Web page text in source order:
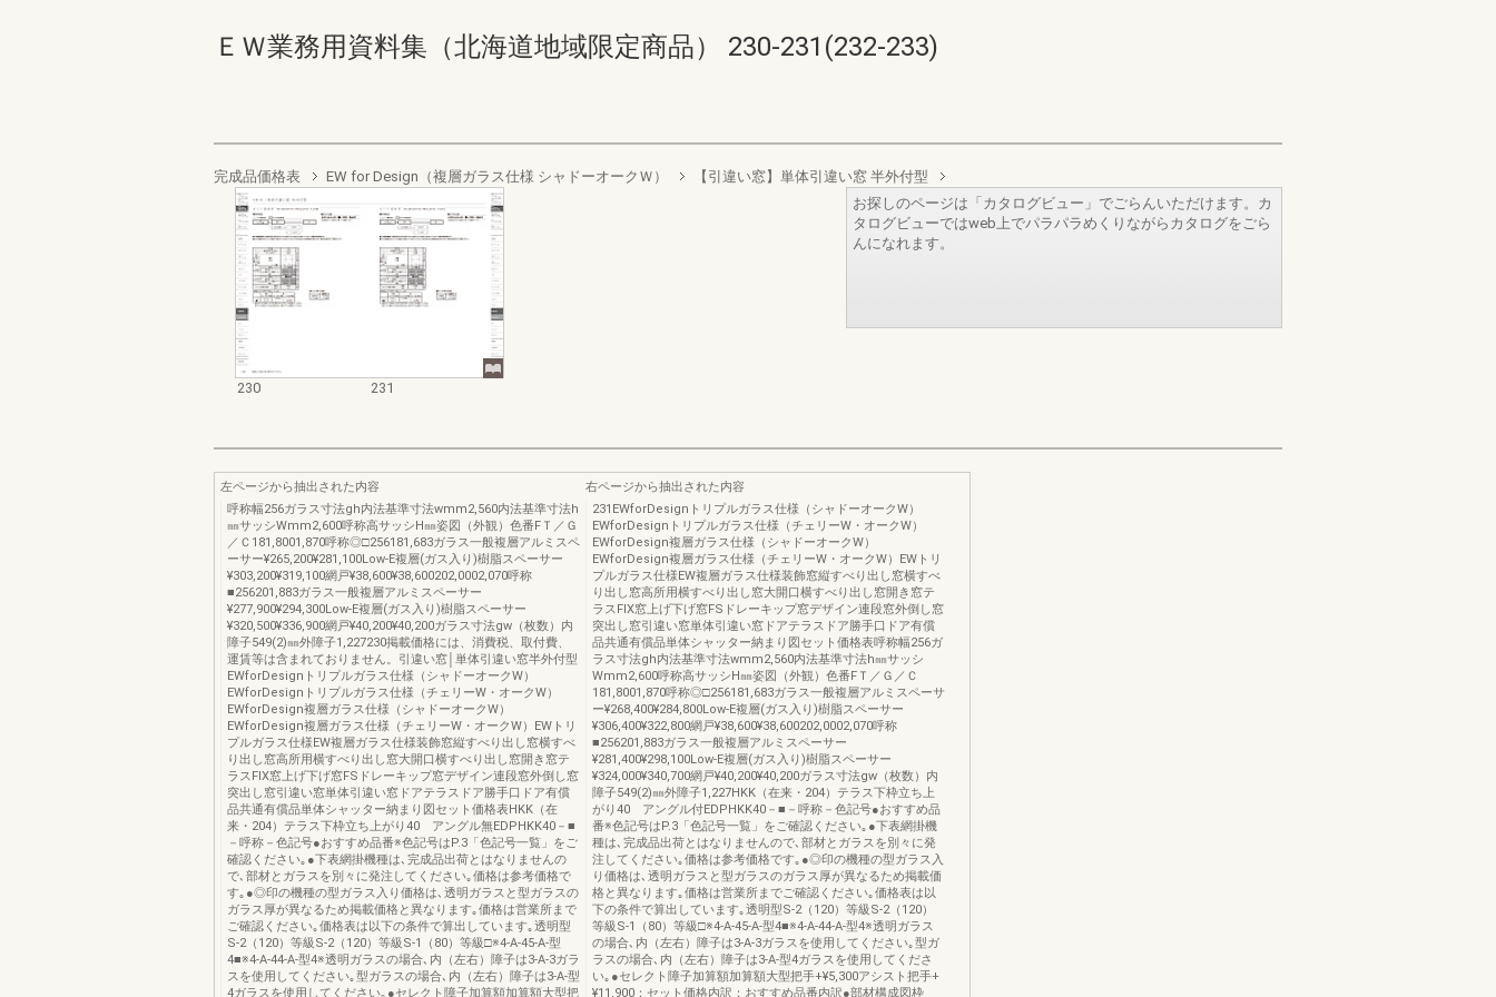
ＥＷ業務用資料集（北海道地域限定商品） 230-231(232-233)
完成品価格表 EW for Design（複層ガラス仕様 シャドーオークＷ） 【引違い窓】単体引違い窓 半外付型
230 231
お探しのページは「カタログビュー」でごらんいただけます。カ
タログビューではweb上でパラパラめくりながらカタログをごら
んになれます。
左ページから抽出された内容
呼称幅256ガラス寸法gh内法基準寸法wmm2,560内法基準寸法h
㎜サッシWmm2,600呼称高サッシH㎜姿図（外観）色番FＴ／Ｇ
／Ｃ181,8001,870呼称◎□256181,683ガラス一般複層アルミスペ
ーサー¥265,200¥281,100Low-E複層(ガス入り)樹脂スペーサー
¥303,200¥319,100網戸¥38,600¥38,600202,0002,070呼称
■256201,883ガラス一般複層アルミスペーサー
¥277,900¥294,300Low-E複層(ガス入り)樹脂スペーサー
¥320,500¥336,900網戸¥40,200¥40,200ガラス寸法gw（枚数）内
障子549(2)㎜外障子1,227230掲載価格には、消費税、取付費、
運賃等は含まれておりません。引違い窓│単体引違い窓半外付型
EWforDesignトリプルガラス仕様（シャドーオークW）
EWforDesignトリプルガラス仕様（チェリーW・オークW）
EWforDesign複層ガラス仕様（シャドーオークW）
EWforDesign複層ガラス仕様（チェリーW・オークW）EWトリ
プルガラス仕様EW複層ガラス仕様装飾窓縦すべり出し窓横すべ
り出し窓高所用横すべり出し窓大開口横すべり出し窓開き窓テ
ラスFIX窓上げ下げ窓FSドレーキップ窓デザイン連段窓外倒し窓
突出し窓引違い窓単体引違い窓ドアテラスドア勝手口ドア有償
品共通有償品単体シャッター納まり図セット価格表HKK（在
来・204）テラス下枠立ち上がり40 アングル無EDPHKK40－■
－呼称－色記号●おすすめ品番※色記号はP.3「色記号一覧」をご
確認ください｡●下表網掛機種は､完成品出荷とはなりませんの
で､部材とガラスを別々に発注してください｡価格は参考価格で
す｡●◎印の機種の型ガラス入り価格は､透明ガラスと型ガラスの
ガラス厚が異なるため掲載価格と異なります｡価格は営業所まで
ご確認ください｡価格表は以下の条件で算出しています｡透明型
S-2（120）等級S-2（120）等級S-1（80）等級□※4-A-45-A-型
4■※4-A-44-A-型4※透明ガラスの場合､内（左右）障子は3-A-3ガラ
スを使用してください｡型ガラスの場合､内（左右）障子は3-A-型
4ガラスを使用してください｡●セレクト障子加算額加算額大型把
右ページから抽出された内容
231EWforDesignトリプルガラス仕様（シャドーオークW）
EWforDesignトリプルガラス仕様（チェリーW・オークW）
EWforDesign複層ガラス仕様（シャドーオークW）
EWforDesign複層ガラス仕様（チェリーW・オークW）EWトリ
プルガラス仕様EW複層ガラス仕様装飾窓縦すべり出し窓横すべ
り出し窓高所用横すべり出し窓大開口横すべり出し窓開き窓テ
ラスFIX窓上げ下げ窓FSドレーキップ窓デザイン連段窓外倒し窓
突出し窓引違い窓単体引違い窓ドアテラスドア勝手口ドア有償
品共通有償品単体シャッター納まり図セット価格表呼称幅256ガ
ラス寸法gh内法基準寸法wmm2,560内法基準寸法h㎜サッシ
Wmm2,600呼称高サッシH㎜姿図（外観）色番FＴ／Ｇ／Ｃ
181,8001,870呼称◎□256181,683ガラス一般複層アルミスペーサ
ー¥268,400¥284,800Low-E複層(ガス入り)樹脂スペーサー
¥306,400¥322,800網戸¥38,600¥38,600202,0002,070呼称
■256201,883ガラス一般複層アルミスペーサー
¥281,400¥298,100Low-E複層(ガス入り)樹脂スペーサー
¥324,000¥340,700網戸¥40,200¥40,200ガラス寸法gw（枚数）内
障子549(2)㎜外障子1,227HKK（在来・204）テラス下枠立ち上
がり40 アングル付EDPHKK40－■－呼称－色記号●おすすめ品
番※色記号はP.3「色記号一覧」をご確認ください｡●下表網掛機
種は､完成品出荷とはなりませんので､部材とガラスを別々に発
注してください｡価格は参考価格です｡●◎印の機種の型ガラス入
り価格は､透明ガラスと型ガラスのガラス厚が異なるため掲載価
格と異なります｡価格は営業所までご確認ください｡価格表は以
下の条件で算出しています｡透明型S-2（120）等級S-2（120）
等級S-1（80）等級□※4-A-45-A-型4■※4-A-44-A-型4※透明ガラス
の場合､内（左右）障子は3-A-3ガラスを使用してください｡型ガ
ラスの場合､内（左右）障子は3-A-型4ガラスを使用してくださ
い｡●セレクト障子加算額加算額大型把手+¥5,300アシスト把手+
¥11,900：セット価格内訳：おすすめ品番内訳●部材構成図枠